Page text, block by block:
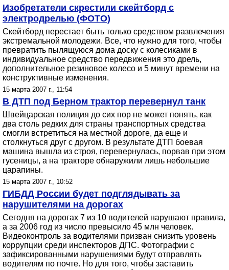
Изобретатели скрестили скейтборд с
электродрелью (ФОТО)
Скейтборд перестает быть только средством развлечения
экстремальной молодежи. Все, что нужно для того, чтобы
превратить пылящуюся дома доску с колесиками в
индивидуальное средство передвижения это дрель,
дополнительное резиновое колесо и 5 минут времени на
конструктивные изменения.
15 марта 2007 г., 11:54
В ДТП под Берном трактор перевернул танк
Швейцарская полиция до сих пор не может понять, как
два столь редких для страны транспортных средства
смогли встретиться на местной дороге, да еще и
столкнуться друг с другом. В результате ДТП боевая
машина вышла из строя, перевернулась, порвав при этом
гусеницы, а на тракторе обнаружили лишь небольшие
царапины.
15 марта 2007 г., 10:52
ГИБДД России будет подглядывать за
нарушителями на дорогах
Сегодня на дорогах 7 из 10 водителей нарушают правила,
а за 2006 год из число превысило 45 млн человек.
Видеоконтроль за водителями призван снизить уровень
коррупции среди инспекторов ДПС. Фотографии с
зафиксированными нарушениями будут отправлять
водителям по почте. Но для того, чтобы заставить